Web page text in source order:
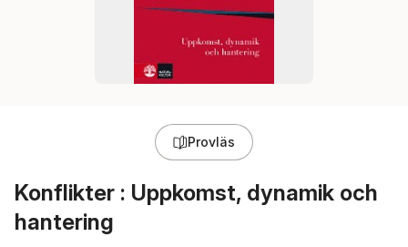
Provläs
Konflikter : Uppkomst, dynamik och
hantering